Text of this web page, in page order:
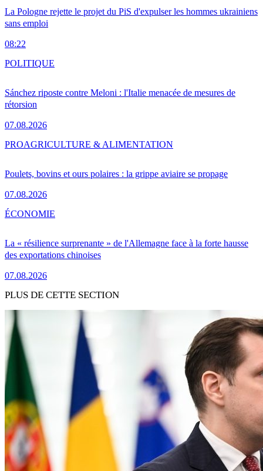
La Pologne rejette le projet du PiS d'expulser les hommes ukrainiens
sans emploi
08:22
Sánchez riposte contre Meloni : l'Italie menacée de mesures de
rétorsion
07.08.2026
POLITIQUE
Poulets, bovins et ours polaires : la grippe aviaire se propage
07.08.2026
PROAGRICULTURE & ALIMENTATION
La « résilience surprenante » de l'Allemagne face à la forte hausse
des exportations chinoises
07.08.2026
ÉCONOMIE
PLUS DE CETTE SECTION